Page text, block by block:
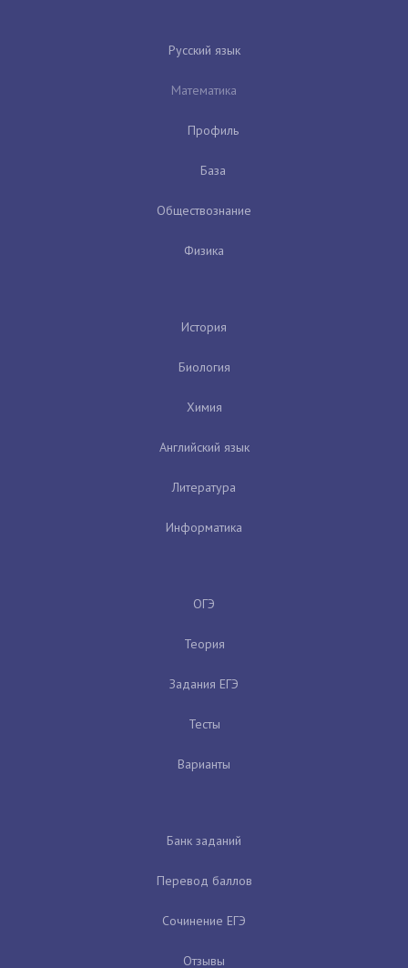
Русский язык
Математика
Профиль
База
Обществознание
Физика
История
Биология
Химия
Английский язык
Литература
Информатика
ОГЭ
Теория
Задания ЕГЭ
Тесты
Варианты
Банк заданий
Перевод баллов
Сочинение ЕГЭ
Отзывы